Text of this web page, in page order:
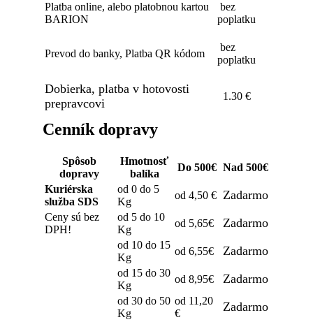
Platba online, alebo platobnou kartou
BARION
bez
poplatku
Prevod do banky, Platba QR kódom
bez
poplatku
Dobierka, platba v hotovosti
prepravcovi
1.30 €
Cenník dopravy
Spôsob
dopravy
Hmotnosť
balíka
Do 500€ Nad 500€
Kuriérska
služba SDS
od 0 do 5
Kg
od 4,50 € Zadarmo
Ceny sú bez
DPH!
od 5 do 10
Kg
od 5,65€ Zadarmo
od 10 do 15
Kg
od 6,55€ Zadarmo
od 15 do 30
Kg
od 8,95€ Zadarmo
od 30 do 50
Kg
od 11,20
€
Zadarmo